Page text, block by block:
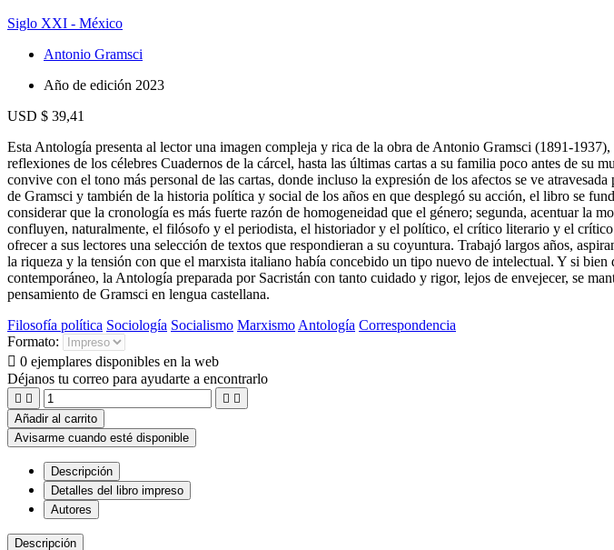
Siglo XXI - México
Antonio Gramsci
Año de edición 2023
USD $ 39,41
Esta Antología presenta al lector una imagen compleja y rica de la obra de Antonio Gramsci (1891-
reflexiones de los célebres Cuadernos de la cárcel, hasta las últimas cartas a su familia poco antes de
convive con el tono más personal de las cartas, donde incluso la expresión de los afectos se ve
de Gramsci y también de la historia política y social de los años en que desplegó su acción, el libro se
considerar que la cronología es más fuerte razón de homogeneidad que el género; segunda, acentuar la
confluyen, naturalmente, el filósofo y el periodista, el historiador y el político, el crítico literario y el
ofrecer a sus lectores una selección de textos que respondieran a su coyuntura. Trabajó largos años,
la riqueza y la tensión con que el marxista italiano había concebido un tipo nuevo de intelectual. Y si
contemporáneo, la Antología preparada por Sacristán con tanto cuidado y rigor, lejos de envejecer, se
pensamiento de Gramsci en lengua castellana.
Filosofía política Sociología Socialismo Marxismo Antología Correspondencia
Formato:
 0 ejemplares disponibles en la web
Déjanos tu correo para ayudarte a encontrarlo
   
Añadir al carrito
Avisarme cuando esté disponible
Descripción
Detalles del libro impreso
Autores
Descripción